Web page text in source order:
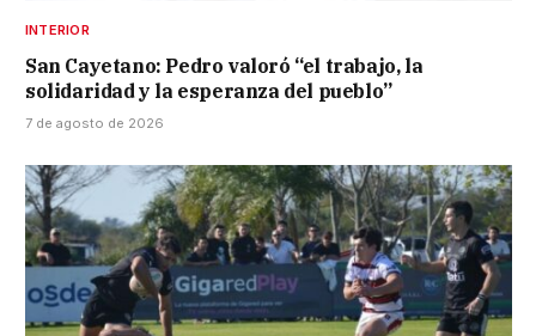
INTERIOR
San Cayetano: Pedro valoró “el trabajo, la
solidaridad y la esperanza del pueblo”
7 de agosto de 2026